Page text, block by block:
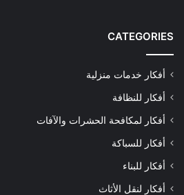
CATEGORIES
أفكار خدمات منزلية
أفكار للنظافة
أفكار لمكافحة الحشرات والآفات
أفكار للسباكة
أفكار للبناء
أفكار لنقل الأثاث